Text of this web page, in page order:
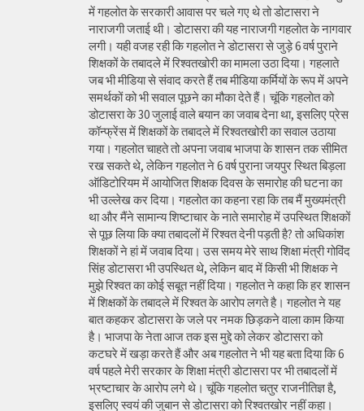
में गहलोत के सरकारी आवास पर चले गए थे तो डोटासरा ने
नाराजगी जताई थी। डोटासरा की यह नाराजगी गहलोत के नागवार
लगी। यही वजह रही कि गहलोत ने डोटासरा से जुड़े 6 वर्ष पुराने
शिक्षकों के तबादले में रिश्वतखोरी का मामला उठा दिया। गहलाते
जब भी मीडिया से संवाद करते हैं तब मीडिया कर्मियों के रूप में अपने
समर्थकों को भी सवाल पूछने का मौका देते हैं। चूंकि गहलोत को
डोटासरा के 30 जुलाई वाले बयान का जवाब देना था, इसलिए प्रेस
कॉन्फ्रेंस में शिक्षकों के तबादले में रिश्वतखोरी का सवाल उठाया
गया। गहलोत चाहते तो अपना जवाब भाजपा के शासन तक सीमित
रख सकते थे, लेकिन गहलोत ने 6 वर्ष पुराना जयपुर स्थित बिड़ला
ऑडिटोरियम में आयोजित शिक्षक दिवस के समारोह की घटना का
भी उल्लेख कर दिया। गहलोत का कहना रहा कि तब मैं मुख्यमंत्री
था और मैंने सामान्य शिष्टाचार के नाते समारोह में उपस्थित शिक्षकों
से पूछ लिया कि क्या तबादलों में रिश्वत देनी पड़ती है? तो अधिकांश
शिक्षकों ने हां में जवाब दिया। उस समय मेरे साथ शिक्षा मंत्री गोविंद
सिंह डोटासरा भी उपस्थित थे, लेकिन बाद में किसी भी शिक्षक ने
मुझे रिश्वत का कोई सबूत नहीं दिया। गहलोत ने कहा कि हर शासन
में शिक्षकों के तबादले में रिश्वत के आरोप लगते है। गहलोत ने यह
बात कहकर डोटासरा के जले पर नमक छिड़कने वाला काम किया
है। भाजपा के नेता आज तक इस मुद्दे को लेकर डोटासरा को
कटघरे में खड़ा करते हैं और अब गहलोत ने भी यह बता दिया कि 6
वर्ष पहले मेरी सरकार के शिक्षा मंत्री डोटासरा पर भी तबादलों में
भ्रष्टाचार के आरोप लगे थे। चूंकि गहलोत चतुर राजनीतिज्ञ है,
इसलिए स्वयं की जुबान से डोटासरा को रिश्वतखोर नहीं कहा।